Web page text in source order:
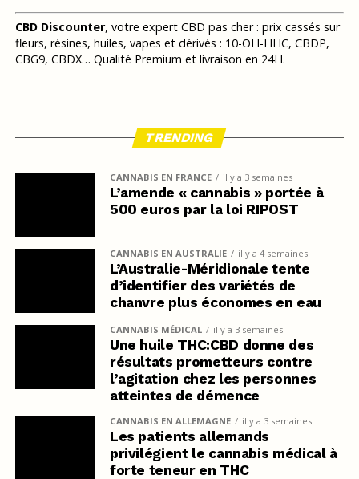
CBD Discounter, votre expert CBD pas cher : prix cassés sur
fleurs, résines, huiles, vapes et dérivés : 10-OH-HHC, CBDP,
CBG9, CBDX… Qualité Premium et livraison en 24H.
TRENDING
CANNABIS EN FRANCE il y a 3 semaines
L’amende « cannabis » portée à
500 euros par la loi RIPOST
CANNABIS EN AUSTRALIE il y a 4 semaines
L’Australie-Méridionale tente
d’identifier des variétés de
chanvre plus économes en eau
CANNABIS MÉDICAL il y a 3 semaines
Une huile THC:CBD donne des
résultats prometteurs contre
l’agitation chez les personnes
atteintes de démence
CANNABIS EN ALLEMAGNE il y a 3 semaines
Les patients allemands
privilégient le cannabis médical à
forte teneur en THC